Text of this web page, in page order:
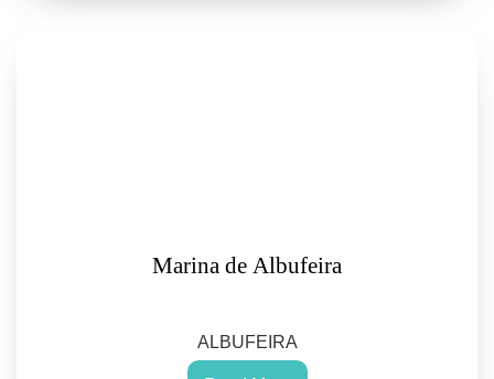
Marina de Albufeira
ALBUFEIRA